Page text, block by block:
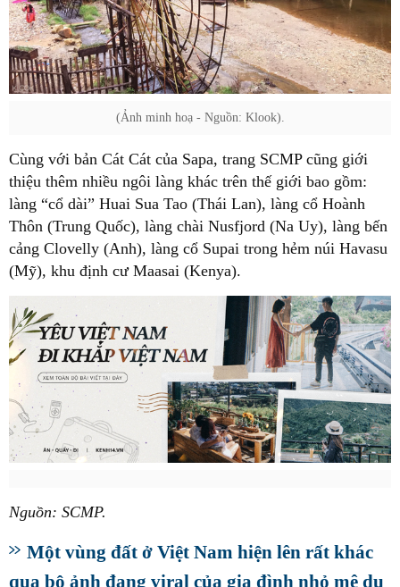
(Ảnh minh hoạ - Nguồn: Klook).
Cùng với bản Cát Cát của Sapa, trang SCMP cũng giới
thiệu thêm nhiều ngôi làng khác trên thế giới bao gồm:
làng “cổ dài” Huai Sua Tao (Thái Lan), làng cổ Hoành
Thôn (Trung Quốc), làng chài Nusfjord (Na Uy), làng bến
cảng Clovelly (Anh), làng cổ Supai trong hẻm núi Havasu
(Mỹ), khu định cư Maasai (Kenya).
Nguồn: SCMP.
Một vùng đất ở Việt Nam hiện lên rất khác
qua bộ ảnh đang viral của gia đình nhỏ mê du